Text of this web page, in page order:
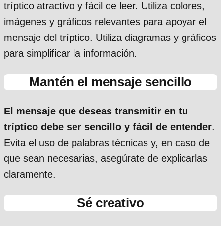
tríptico atractivo y fácil de leer. Utiliza colores,
imágenes y gráficos relevantes para apoyar el
mensaje del tríptico. Utiliza diagramas y gráficos
para simplificar la información.
Mantén el mensaje sencillo
El mensaje que deseas transmitir en tu
tríptico debe ser sencillo y fácil de entender.
Evita el uso de palabras técnicas y, en caso de
que sean necesarias, asegúrate de explicarlas
claramente.
Sé creativo